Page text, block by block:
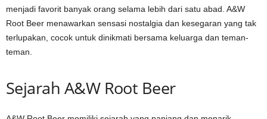
menjadi favorit banyak orang selama lebih dari satu abad. A&W
Root Beer menawarkan sensasi nostalgia dan kesegaran yang tak
terlupakan, cocok untuk dinikmati bersama keluarga dan teman-
teman.
Sejarah A&W Root Beer